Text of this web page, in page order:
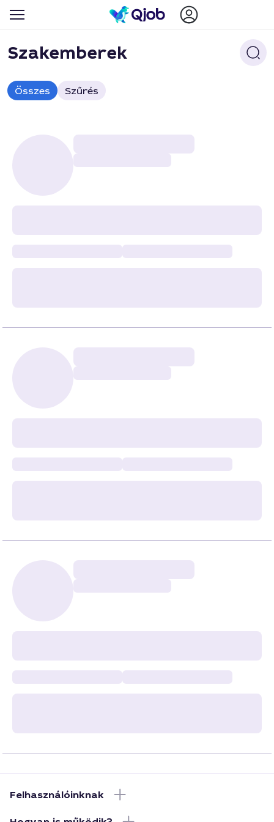
Szakemberek
Összes Szűrés
Felhasználóinknak